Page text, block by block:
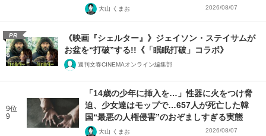
大山 くまお 2026/08/07
PR
《映画『シェルター』》ジェイソン・ステイサムが
お盆を“打破”する!!《「眠眠打破」コラボ》
週刊文春CINEMAオンライン編集部
9位
9
「14歳の少年に挿入を…」性器に火をつけ脅
迫、少女達はモップで…657人が死亡した韓
国“最悪の人権侵害”のおぞましすぎる実態
大山 くまお 2026/08/07